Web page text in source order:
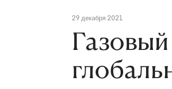
29 декабря 2021